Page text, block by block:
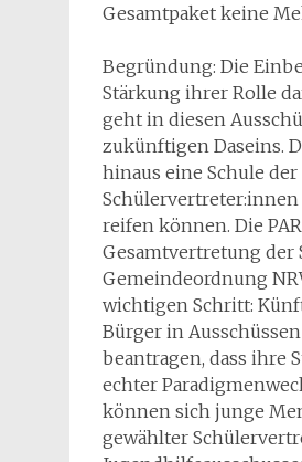
Gesamtpaket keine
Begründung: Die
Stärkung ihrer Rolle
geht in diesen
zukünftigen Daseins.
hinaus eine Schule
reifen können. Die
Gesamtvertretung der
Gemeindeordnung
wichtigen Schritt:
Bürger in
beantragen, dass ihre
echter
können sich junge
gewählter